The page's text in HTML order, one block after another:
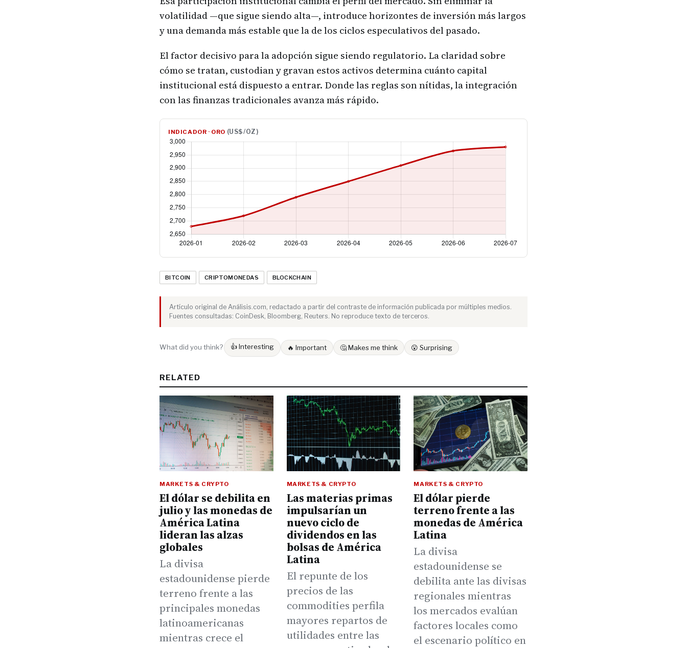
volatilidad —que sigue siendo alta—, introduce horizontes de inversión más largos
y una demanda más estable que la de los ciclos especulativos del pasado.
El factor decisivo para la adopción sigue siendo regulatorio. La claridad sobre
cómo se tratan, custodian y gravan estos activos determina cuánto capital
institucional está dispuesto a entrar. Donde las reglas son nítidas, la integración
con las finanzas tradicionales avanza más rápido.
INDICADOR · ORO (US$/OZ)
BITCOIN CRIPTOMONEDAS BLOCKCHAIN
Artículo original de Análisis.com, redactado a partir del contraste de información publicada por múltiples medios.
Fuentes consultadas: CoinDesk, Bloomberg, Reuters. No reproduce texto de terceros.
What did you think? 👍 Interesting 🔥 Important 🤔 Makes me think 😮 Surprising
RELATED
MARKETS & CRYPTO
El dólar se debilita en
julio y las monedas de
América Latina
lideran las alzas
globales
La divisa
estadounidense pierde
terreno frente a las
principales monedas
latinoamericanas
mientras crece el
MARKETS & CRYPTO
Las materias primas
impulsarían un
nuevo ciclo de
dividendos en las
bolsas de América
Latina
El repunte de los
precios de las
commodities perfila
mayores repartos de
utilidades entre las
MARKETS & CRYPTO
El dólar pierde
terreno frente a las
monedas de América
Latina
La divisa
estadounidense se
debilita ante las divisas
regionales mientras
los mercados evalúan
factores locales como
el escenario político en